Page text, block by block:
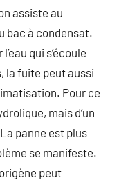
assiste au
bac à condensat.
qui s’écoule
la fuite peut aussi
Pour ce
mais d’un
panne est plus
se manifeste.
peut